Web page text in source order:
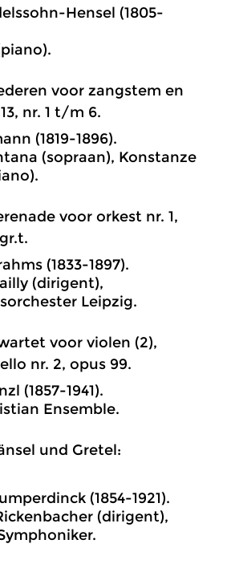
Hensel (1805-
voor zangstem en
nr. 1 t/m 6.
(1819-1896).
(sopraan), Konstanze
voor orkest nr. 1,
(1833-1897).
(dirigent),
Leipzig.
voor violen (2),
nr. 2, opus 99.
(1857-1941).
Ensemble.
und Gretel:
(1854-1921).
(dirigent),